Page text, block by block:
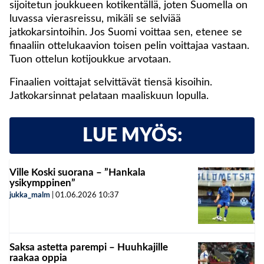
sijoitetun joukkueen kotikentällä, joten Suomella on
luvassa vierasreissu, mikäli se selviää
jatkokarsintoihin. Jos Suomi voittaa sen, etenee se
finaaliin ottelukaavion toisen pelin voittajaa vastaan.
Tuon ottelun kotijoukkue arvotaan.
Finaalien voittajat selvittävät tiensä kisoihin.
Jatkokarsinnat pelataan maaliskuun lopulla.
LUE MYÖS:
Ville Koski suorana – ”Hankala
ysikymppinen”
jukka_malm 01.06.2026 10:37
Saksa astetta parempi – Huuhkajille
raakaa oppia